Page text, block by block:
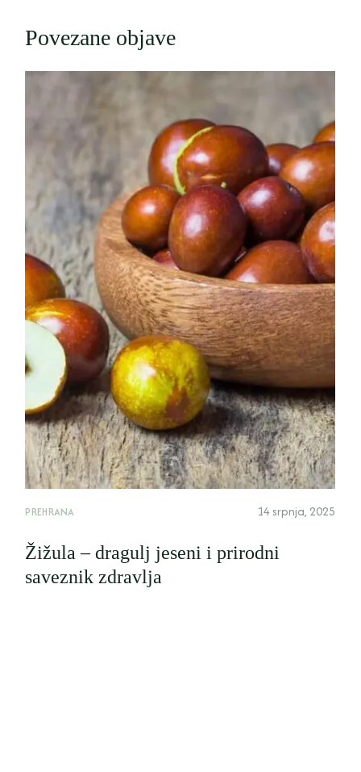
Povezane objave
PREHRANA 14 srpnja, 2025
Žižula – dragulj jeseni i prirodni
saveznik zdravlja